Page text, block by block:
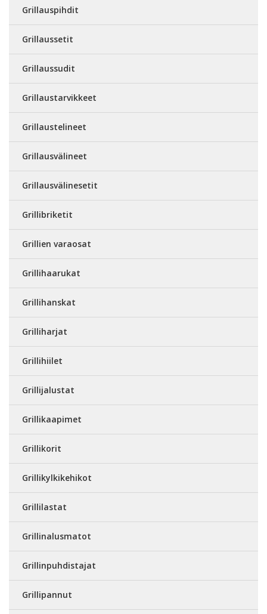
Grillauspihdit
Grillaussetit
Grillaussudit
Grillaustarvikkeet
Grillaustelineet
Grillausvälineet
Grillausvälinesetit
Grillibriketit
Grillien varaosat
Grillihaarukat
Grillihanskat
Grilliharjat
Grillihiilet
Grillijalustat
Grillikaapimet
Grillikorit
Grillikylkikehikot
Grillilastat
Grillinalusmatot
Grillinpuhdistajat
Grillipannut